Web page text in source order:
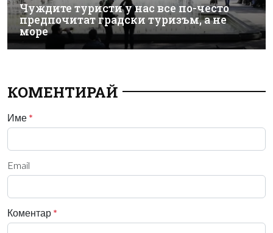
Чуждите туристи у нас все по-често
предпочитат градски туризъм, а не
море
КОМЕНТИРАЙ
Име *
Email
Коментар *